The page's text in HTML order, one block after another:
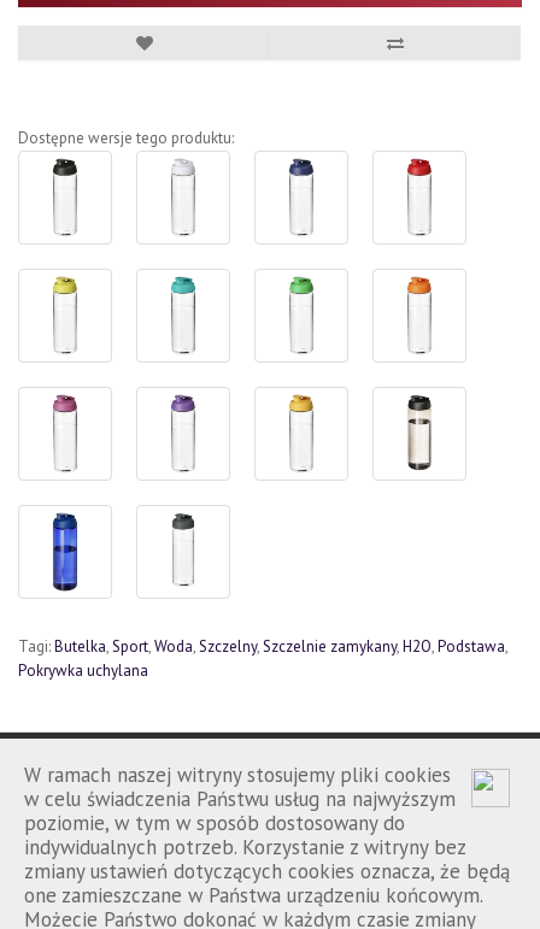
W ramach naszej witryny stosujemy pliki cookies
w celu świadczenia Państwu usług na najwyższym
poziomie, w tym w sposób dostosowany do
indywidualnych potrzeb. Korzystanie z witryny bez
zmiany ustawień dotyczących cookies oznacza, że będą
one zamieszczane w Państwa urządzeniu końcowym.
Możecie Państwo dokonać w każdym czasie zmiany
Dostępne wersje tego produktu:
Tagi:Butelka,Sport,Woda,Szczelny,Szczelnie zamykany,H2O,Podstawa,
Pokrywka uchylana
Porównanie | Kontakt | Regulamin